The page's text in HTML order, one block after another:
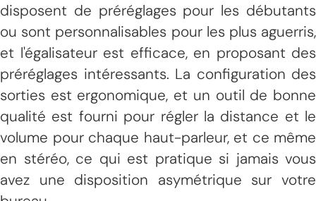
disposent de préréglages pour les débutants
ou sont personnalisables pour les plus aguerris,
et l'égalisateur est efficace, en proposant des
préréglages intéressants. La configuration des
sorties est ergonomique, et un outil de bonne
qualité est fourni pour régler la distance et le
volume pour chaque haut-parleur, et ce même
en stéréo, ce qui est pratique si jamais vous
avez une disposition asymétrique sur votre